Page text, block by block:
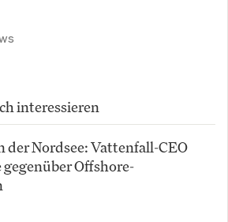
interessieren
der Nordsee: Vattenfall-CEO
Offshore-